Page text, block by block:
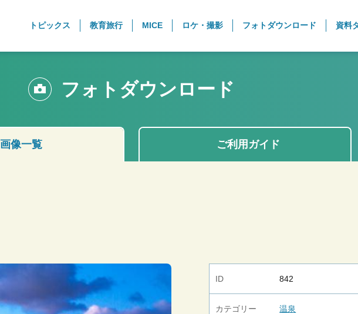
トピックス 教育旅行 MICE ロケ・撮影 フォトダウンロード 資料
フォトダウンロード
画像一覧 ご利用ガイド
ID 842
カテゴリー 温泉